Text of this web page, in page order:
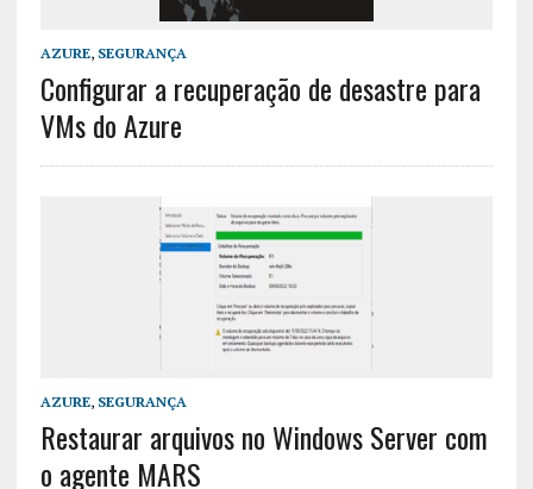
AZURE, SEGURANÇA
Configurar a recuperação de desastre para
VMs do Azure
AZURE, SEGURANÇA
Restaurar arquivos no Windows Server com
o agente MARS